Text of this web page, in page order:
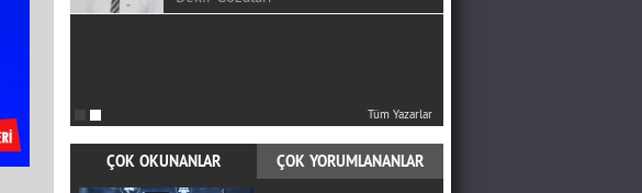
Tüm Yazarlar
ÇOK OKUNANLAR ÇOK YORUMLANANLAR